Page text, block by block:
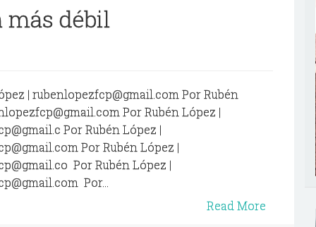
más débil
| rubenlopezfcp@gmail.com Por Rubén
Por Rubén López |
Por Rubén López |
Por Rubén López |
Por Rubén López |
Por...
Read More